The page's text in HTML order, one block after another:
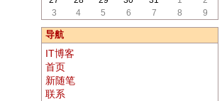
3
4 5 6 7 8 9
导航
IT博客
首页
新随笔
联系